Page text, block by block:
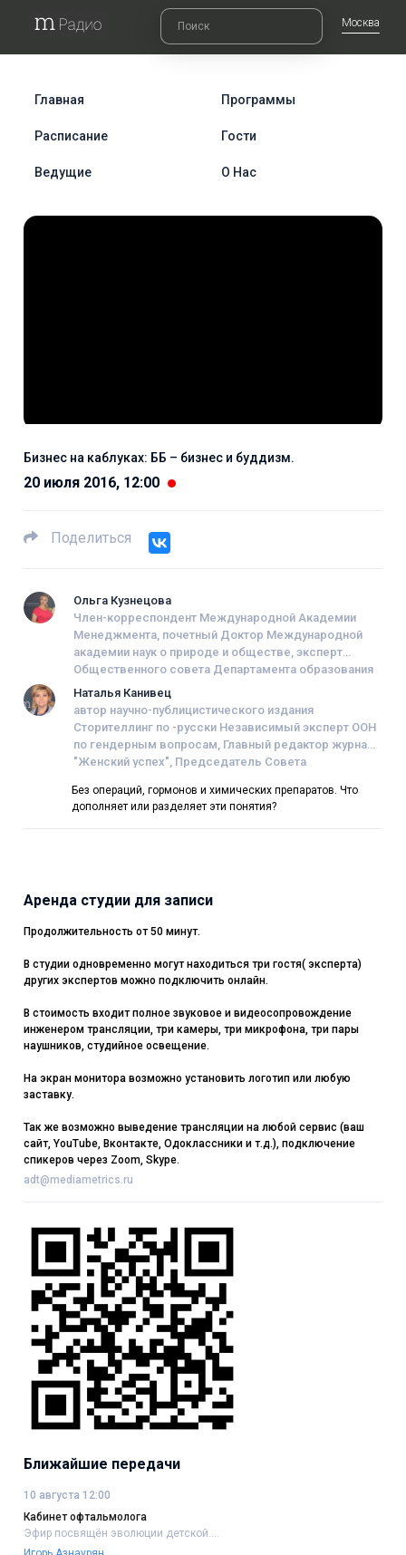
Москва
Главная Программы
Расписание Гости
Ведущие О Нас
Бизнес на каблуках: ББ – бизнес и буддизм.
20 июля 2016, 12:00
Поделиться
Ольга Кузнецова
Член-корреспондент Международной Академии
Менеджмента, почетный Доктор Международной
академии наук о природе и обществе, эксперт
Общественного совета Департамента образования
города Москвы, преподаватель Федерального
государственного образовательного учреждения
высшего образования « Национальный
исследовательский университет «Высшая школа
экономики», лауреат премии канала mediametrics.ru,
Наталья Канивец
автор научно-публицистического издания
Сторителлинг по -русски Независимый эксперт ООН
по гендерным вопросам, Главный редактор журнала
"Женский успех", Председатель Совета
Деловые женщины России»
Без операций, гормонов и химических препаратов. Что
дополняет или разделяет эти понятия?
Аренда студии для записи
Продолжительность от 50 минут.
В студии одновременно могут находиться три гостя( эксперта)
других экспертов можно подключить онлайн.
В стоимость входит полное звуковое и видеосопровождение
инженером трансляции, три камеры, три микрофона, три пары
наушников, студийное освещение.
На экран монитора возможно установить логотип или любую
заставку.
Так же возможно выведение трансляции на любой сервис (ваш
сайт, YouTube, Вконтакте, Одоклассники и т.д.), подключение
спикеров через Zoom, Skype.
adt@mediametrics.ru
Ближайшие передачи
10 августа 12:00
Кабинет офтальмолога
Эфир посвящён эволюции детской....